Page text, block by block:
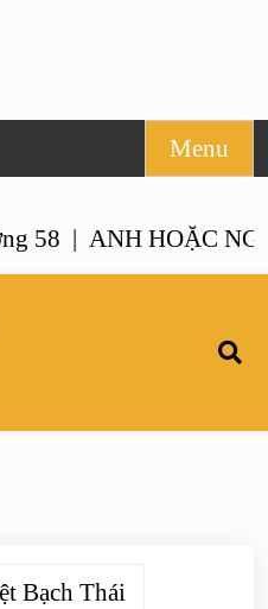
Menu
|ANH HOẶC
Bạch Thái